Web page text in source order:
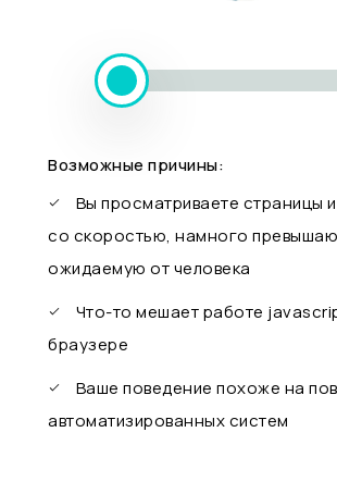
Возможные причины:
Вы просматриваете страницы и
со скоростью, намного
ожидаемую от человека
Что-то мешает работе
браузере
Ваше поведение похоже на
автоматизированных систем